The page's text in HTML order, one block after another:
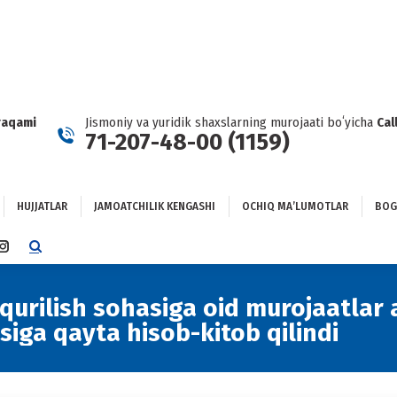
Jismoniy va yuridik shaxslarning murojaati boʻyicha
71-207-48-00 (1159)
HUJJATLAR JAMOATCHILIK KENGASHI OCHIQ MAʼLUMOTLAR
INSTAGRAM
IN
NEW
WINDOW
sohasiga oid murojaatlar
qayta hisob-kitob qilindi